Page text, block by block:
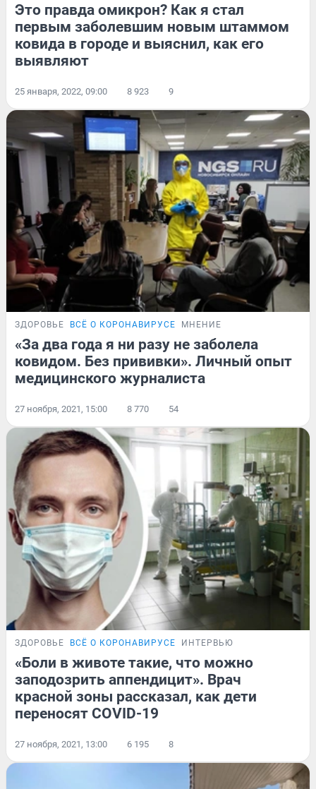
Это правда омикрон? Как я стал
первым заболевшим новым штаммом
ковида в городе и выяснил, как его
выявляют
25 января, 2022, 09:00 8 923 9
ЗДОРОВЬЕ ВСЁ О КОРОНАВИРУСЕ МНЕНИЕ
«За два года я ни разу не заболела
ковидом. Без прививки». Личный опыт
медицинского журналиста
27 ноября, 2021, 15:00 8 770 54
ЗДОРОВЬЕ ВСЁ О КОРОНАВИРУСЕ ИНТЕРВЬЮ
«Боли в животе такие, что можно
заподозрить аппендицит». Врач
красной зоны рассказал, как дети
переносят COVID-19
27 ноября, 2021, 13:00 6 195 8